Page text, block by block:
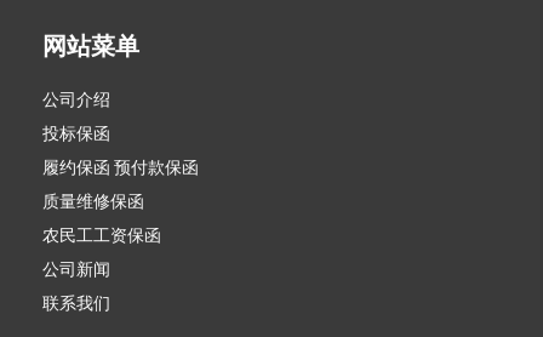
网站菜单
公司介绍
投标保函
履约保函 预付款保函
质量维修保函
农民工工资保函
公司新闻
联系我们